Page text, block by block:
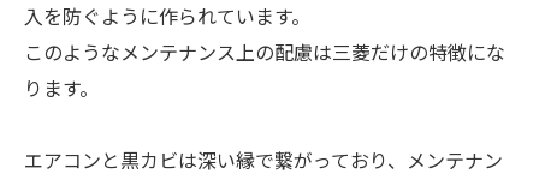
入を防ぐように作られています。
このようなメンテナンス上の配慮は三菱だけの特徴にな
ります。
エアコンと黒カビは深い縁で繋がっており、メンテナン